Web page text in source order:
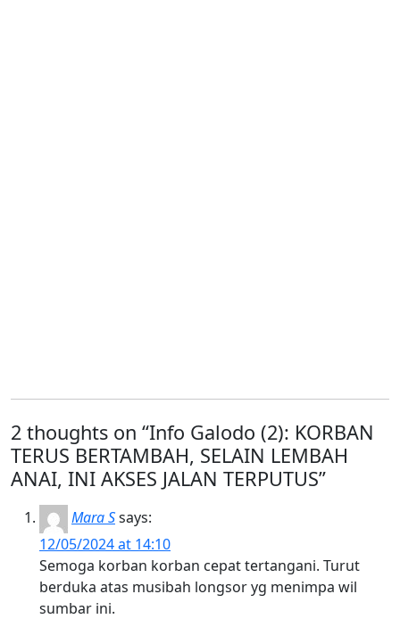
2 thoughts on “Info Galodo (2): KORBAN
TERUS BERTAMBAH, SELAIN LEMBAH
ANAI, INI AKSES JALAN TERPUTUS”
Mara Ssays:
12/05/2024 at 14:10
Semoga korban korban cepat tertangani. Turut
berduka atas musibah longsor yg menimpa wil
sumbar ini.